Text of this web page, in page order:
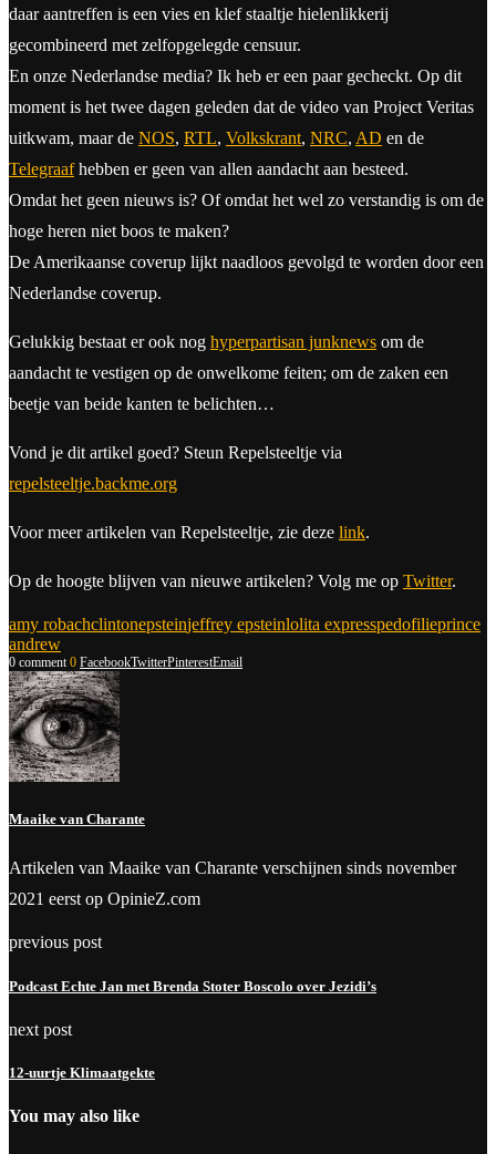
daar aantreffen is een vies en klef staaltje hielenlikkerij
gecombineerd met zelfopgelegde censuur.
En onze Nederlandse media? Ik heb er een paar gecheckt. Op dit
moment is het twee dagen geleden dat de video van Project Veritas
uitkwam, maar de NOS, RTL, Volkskrant, NRC, AD en de
Telegraafhebben er geen van allen aandacht aan besteed.
Omdat het geen nieuws is? Of omdat het wel zo verstandig is om de
hoge heren niet boos te maken?
De Amerikaanse coverup lijkt naadloos gevolgd te worden door een
Nederlandse coverup.
Gelukkig bestaat er ook nog hyperpartisan junknews om de
aandacht te vestigen op de onwelkome feiten; om de zaken een
beetje van beide kanten te belichten…
Vond je dit artikel goed? Steun Repelsteeltje via
repelsteeltje.backme.org
Voor meer artikelen van Repelsteeltje, zie deze link.
Op de hoogte blijven van nieuwe artikelen? Volg me op Twitter.
amy robachclintonepsteinjeffrey epsteinlolita expresspedofilieprince
andrew
0 comment 0 FacebookTwitterPinterestEmail
Maaike van Charante
Artikelen van Maaike van Charante verschijnen sinds november
2021 eerst op OpinieZ.com
previous post
Podcast Echte Jan met Brenda Stoter Boscolo over Jezidi’s
next post
12-uurtje Klimaatgekte
You may also like